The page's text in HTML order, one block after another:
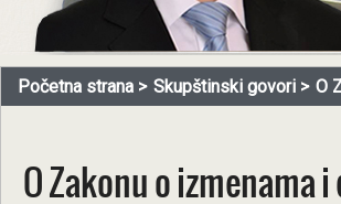
Početna strana Skupštinski govori O
O Zakonu o izmenama